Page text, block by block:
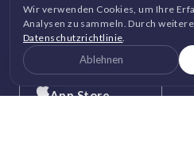
GET IT ON
Google Play
App Store
Wir verwenden Cookies, um Ihre
Analysen zu sammeln. Durch
Datenschutzrichtlinie.
Ablehnen